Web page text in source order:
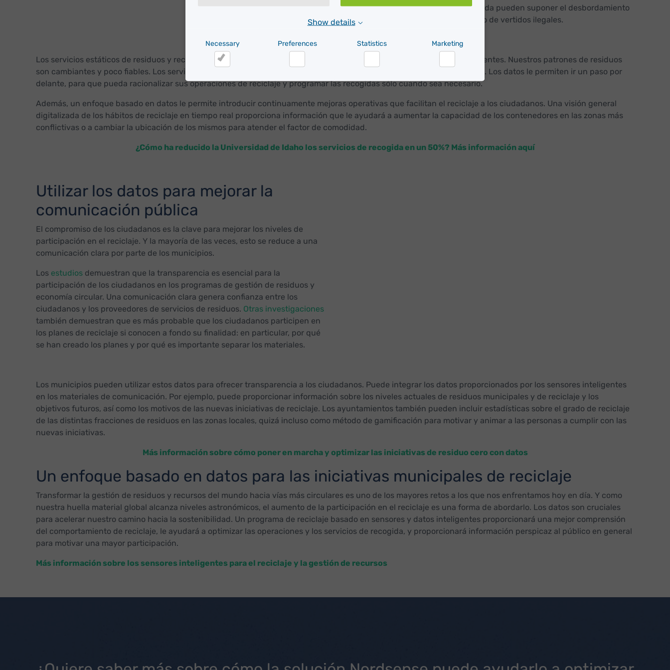
Show details
Necessary Preferences Statistics Marketing
innecesarios. Los retrasos en la recogida pueden suponer el desbordamiento
de los contenedores y un mayor riesgo de vertidos ilegales.
Los servicios estáticos de residuos y reciclaje que se basan en patrones históricos de generación de residuos son ineficientes. Nuestros patrones de residuos
son cambiantes y poco fiables. Los servicios de recogida que funcionaron el mes pasado, podrían no funcionar este mes. Los datos le permiten ir un paso por
delante, para que pueda racionalizar sus operaciones de reciclaje y programar las recogidas sólo cuando sea necesario.
Además, un enfoque basado en datos le permite introducir continuamente mejoras operativas que facilitan el reciclaje a los ciudadanos. Una visión general
digitalizada de los hábitos de reciclaje en tiempo real proporciona información que le ayudará a aumentar la capacidad de los contenedores en las zonas más
conflictivas o a cambiar la ubicación de los mismos para atender el factor de comodidad.
¿Cómo ha reducido la Universidad de Idaho los servicios de recogida en un 50%? Más información aquí
Utilizar los datos para mejorar la
comunicación pública
El compromiso de los ciudadanos es la clave para mejorar los niveles de
participación en el reciclaje. Y la mayoría de las veces, esto se reduce a una
comunicación clara por parte de los municipios.
Los estudios demuestran que la transparencia es esencial para la
participación de los ciudadanos en los programas de gestión de residuos y
economía circular. Una comunicación clara genera confianza entre los
ciudadanos y los proveedores de servicios de residuos. Otras investigaciones
también demuestran que es más probable que los ciudadanos participen en
los planes de reciclaje si conocen a fondo su finalidad: en particular, por qué
se han creado los planes y por qué es importante separar los materiales.
Los municipios pueden utilizar estos datos para ofrecer transparencia a los ciudadanos. Puede integrar los datos proporcionados por los sensores inteligentes
en los materiales de comunicación. Por ejemplo, puede proporcionar información sobre los niveles actuales de residuos municipales y de reciclaje y los
objetivos futuros, así como los motivos de las nuevas iniciativas de reciclaje. Los ayuntamientos también pueden incluir estadísticas sobre el grado de reciclaje
de las distintas fracciones de residuos en las zonas locales, quizá incluso como método de gamificación para motivar y animar a las personas a cumplir con las
nuevas iniciativas.
Más información sobre cómo poner en marcha y optimizar las iniciativas de residuo cero con datos
Un enfoque basado en datos para las iniciativas municipales de reciclaje
Transformar la gestión de residuos y recursos del mundo hacia vías más circulares es uno de los mayores retos a los que nos enfrentamos hoy en día. Y como
nuestra huella material global alcanza niveles astronómicos, el aumento de la participación en el reciclaje es una forma de abordarlo. Los datos son cruciales
para acelerar nuestro camino hacia la sostenibilidad. Un programa de reciclaje basado en sensores y datos inteligentes proporcionará una mejor comprensión
del comportamiento de reciclaje, le ayudará a optimizar las operaciones y los servicios de recogida, y proporcionará información perspicaz al público en general
para motivar una mayor participación.
Más información sobre los sensores inteligentes para el reciclaje y la gestión de recursos